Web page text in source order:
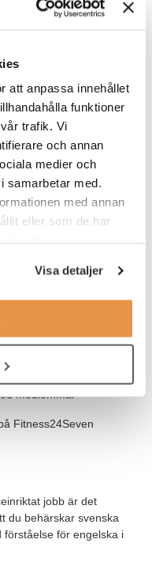
att anpassa innehållet
funktioner
trafik. Vi
och annan
medier och
samarbetar med.
med annan
eller som de har
Visa detaljer
som ger dig en bra
arbetstider på
jobbar man mån-
- 21.15.Andra veckan
samt fre 11.45 - 17.15
situationer
medlemmar
Fitness24Seven
jobb är det
du behärskar svenska
för engelska i